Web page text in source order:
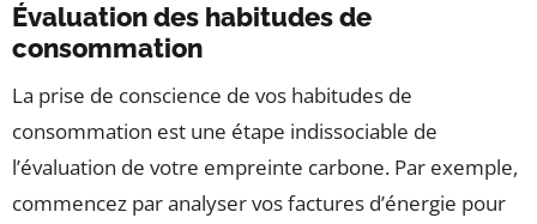
Évaluation des habitudes de
consommation
La prise de conscience de vos habitudes de
consommation est une étape indissociable de
l’évaluation de votre empreinte carbone. Par exemple,
commencez par analyser vos factures d’énergie pour